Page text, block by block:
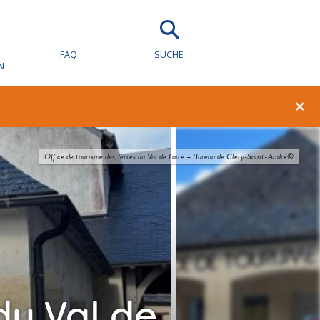
FAQ SUCHE
×
Office de tourisme des Terres du Val de Loire – Bureau de Cléry-Saint-André©